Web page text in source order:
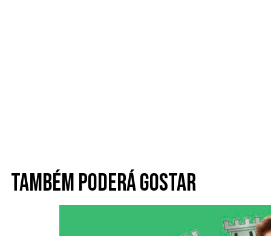
Também poderá gostar